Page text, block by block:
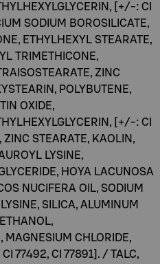
[+/-: CI
SODIUM BOROSILICATE,
ETHYLHEXYL STEARATE,
TRIMETHICONE,
ZINC
POLYBUTENE,
OXIDE,
[+/-: CI
STEARATE, KAOLIN,
LYSINE,
HOYA LACUNOSA
NUCIFERA OIL, SODIUM
SILICA, ALUMINUM
MAGNESIUM CHLORIDE,
77492, CI 77891]. / TALC,